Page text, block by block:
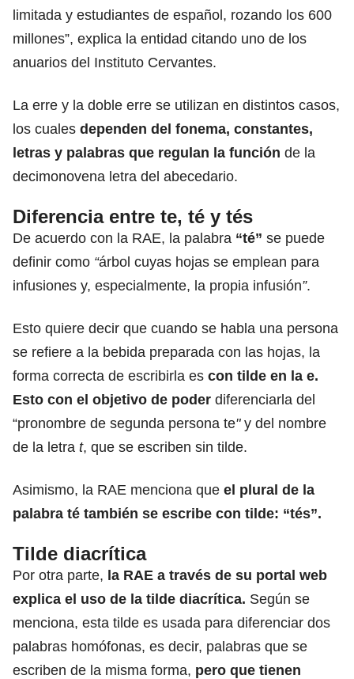
limitada y estudiantes de español, rozando los 600
millones”, explica la entidad citando uno de los
anuarios del Instituto Cervantes.
La erre y la doble erre se utilizan en distintos casos,
los cuales dependen del fonema, constantes,
letras y palabras que regulan la función de la
decimonovena letra del abecedario.
Diferencia entre te, té y tés
De acuerdo con la RAE, la palabra “té” se puede
definir como “árbol cuyas hojas se emplean para
infusiones y, especialmente, la propia infusión”.
Esto quiere decir que cuando se habla una persona
se refiere a la bebida preparada con las hojas, la
forma correcta de escribirla es con tilde en la e.
Esto con el objetivo de poder diferenciarla del
“pronombre de segunda persona te"y del nombre
de la letra t, que se escriben sin tilde.
Asimismo, la RAE menciona que el plural de la
palabra té también se escribe con tilde: “tés”.
Tilde diacrítica
Por otra parte, la RAE a través de su portal web
explica el uso de la tilde diacrítica. Según se
menciona, esta tilde es usada para diferenciar dos
palabras homófonas, es decir, palabras que se
escriben de la misma forma, pero que tienen